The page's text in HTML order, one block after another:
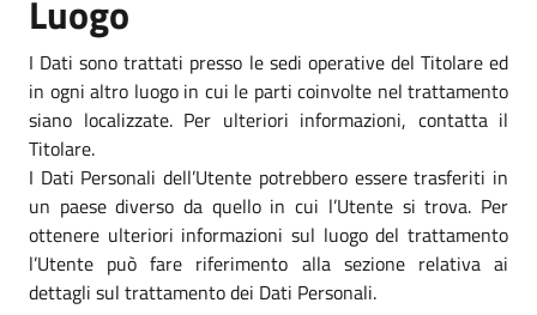
Luogo
I Dati sono trattati presso le sedi operative del Titolare ed
in ogni altro luogo in cui le parti coinvolte nel trattamento
siano localizzate. Per ulteriori informazioni, contatta il
Titolare.
I Dati Personali dell’Utente potrebbero essere trasferiti in
un paese diverso da quello in cui l’Utente si trova. Per
ottenere ulteriori informazioni sul luogo del trattamento
l’Utente può fare riferimento alla sezione relativa ai
dettagli sul trattamento dei Dati Personali.